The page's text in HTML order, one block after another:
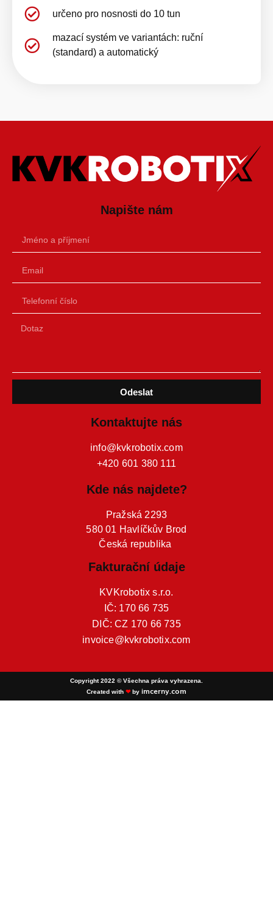
určeno pro nosnosti do 10 tun
mazací systém ve variantách: ruční
(standard) a automatický
Napište nám
Odeslat
Kontaktujte nás
info@kvkrobotix.com
+420 601 380 111
Kde nás najdete?
Pražská 2293
580 01 Havlíčkův Brod
Česká republika
Fakturační údaje
KVKrobotix s.r.o.
IČ: 170 66 735
DIČ: CZ 170 66 735
invoice@kvkrobotix.com
Copyright 2022 © Všechna práva vyhrazena.
Created with ❤by imcerny.com